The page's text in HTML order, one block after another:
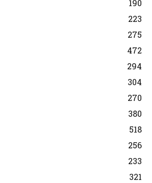
190
223
275
472
294
304
270
380
518
256
233
321